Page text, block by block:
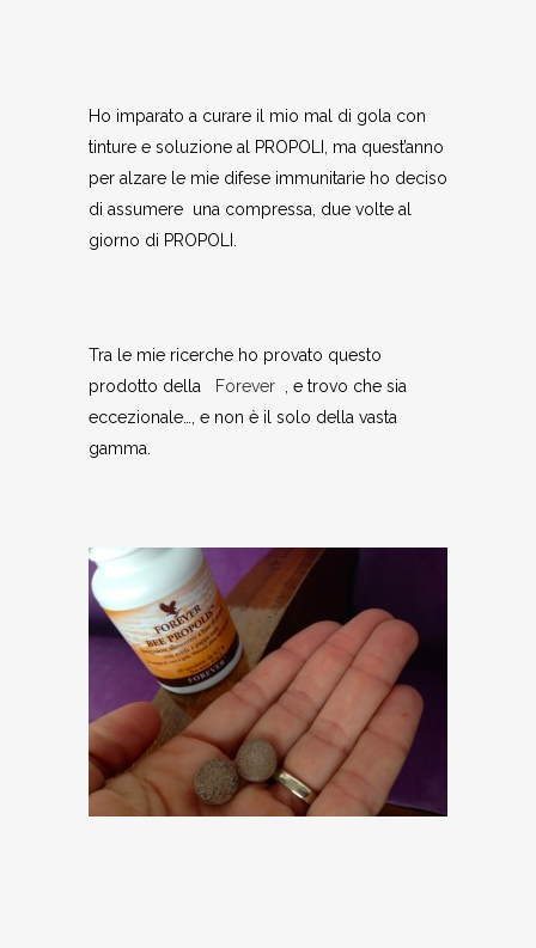
Ho imparato a curare il mio mal di gola con
tinture e soluzione al PROPOLI, ma quest’anno
per alzare le mie difese immunitarie ho deciso
di assumere una compressa, due volte al
giorno di PROPOLI.
Tra le mie ricerche ho provato questo
prodotto della
Forever
, e trovo che sia
eccezionale…, e non è il solo della vasta
gamma.